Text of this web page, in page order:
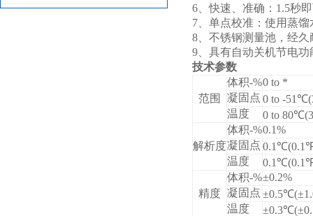
6 、快速、准确： 1.5秒
7 、单点校准：使用蒸
8 、不锈钢测量池，经
9 、具有自动关机节电功
技术参数
范围
体积-%0 to *
凝固点 0 to -51 ℃(
温度
0 to 80℃(
解析度
体积-%0.1%
凝固点 0.1 ℃(0.1
温度
0.1 ℃(0.1
精度
体积-%±0.2%
凝固点 ±0.5℃(±
温度
±0.3℃(±